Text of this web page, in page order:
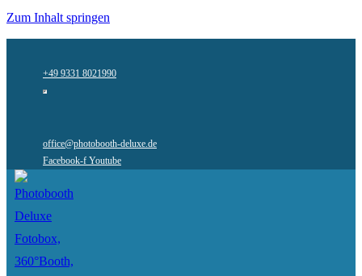
Zum Inhalt springen
+49 9331 8021990
office@photobooth-deluxe.de
Facebook-f Youtube